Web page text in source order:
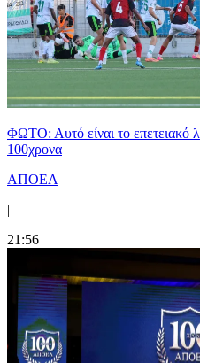
ΦΩΤΟ: Αυτό είναι το
100χρονα
ΑΠΟΕΛ
|
21:56